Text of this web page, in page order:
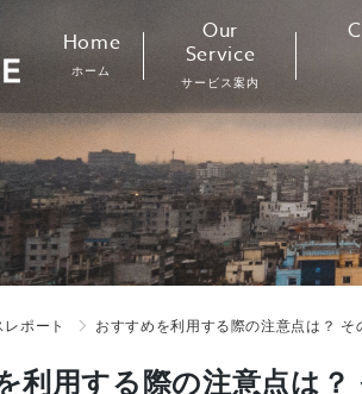
Home
ホーム
Our
Service
サービス案内
レポート おすすめを利用する際の注意点は？ そ
利用する際の注意点は？